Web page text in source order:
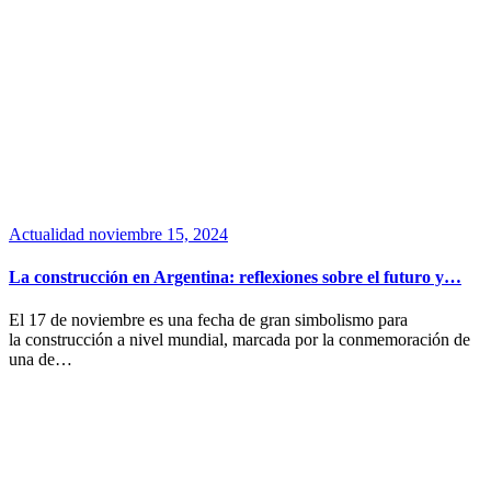
Actualidad noviembre 15, 2024
La construcción en Argentina: reflexiones sobre el futuro y…
El 17 de noviembre es una fecha de gran simbolismo para
la construcción a nivel mundial, marcada por la conmemoración de
una de…